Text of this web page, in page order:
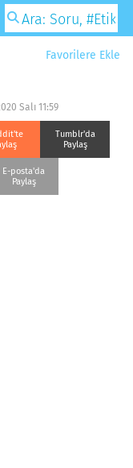
Favorilere Ekle
Salı 11:59
Tumblr'da
Paylaş
E-posta'da
Paylaş